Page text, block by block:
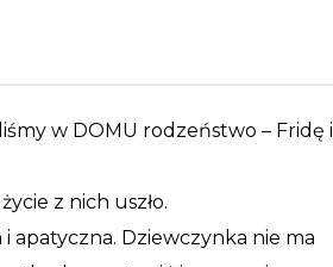
w DOMU rodzeństwo – Fridę i
z nich uszło.
i apatyczna. Dziewczynka nie ma